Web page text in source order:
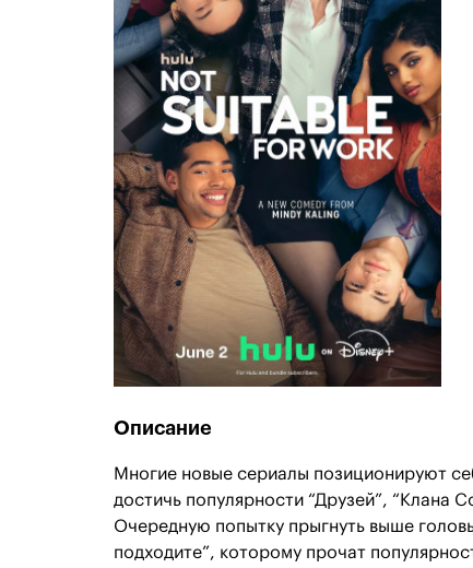
Описание
Многие новые сериалы позиционируют
достичь популярности “Друзей”, “Клана
Очередную попытку прыгнуть выше
подходите”, которому прочат